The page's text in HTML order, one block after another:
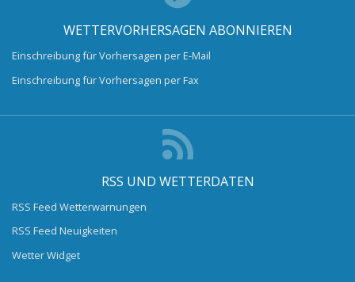
WETTERVORHERSAGEN ABONNIEREN
Einschreibung für Vorhersagen per E-Mail
Einschreibung für Vorhersagen per Fax
RSS UND WETTERDATEN
RSS Feed Wetterwarnungen
RSS Feed Neuigkeiten
Wetter Widget